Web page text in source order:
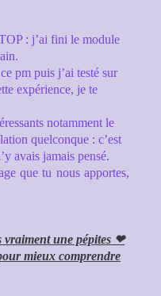
: j’ai fini le module
pm puis j’ai testé sur
expérience, je te
notamment le
quelconque : c’est
avais jamais pensé.
que tu nous apportes,
vraiment une pépites ❤
mieux comprendre